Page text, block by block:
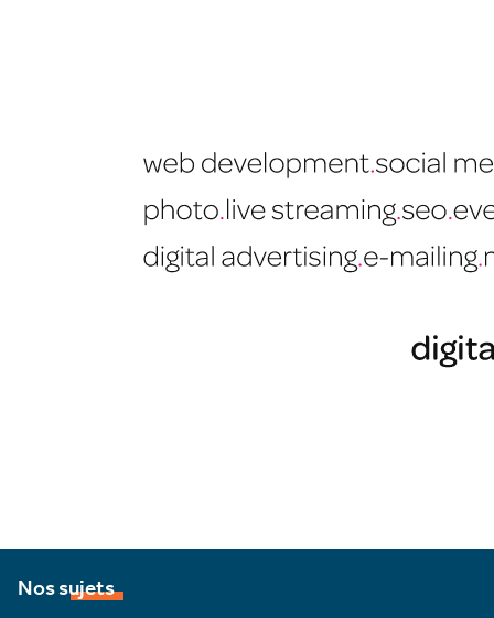
Nos sujets